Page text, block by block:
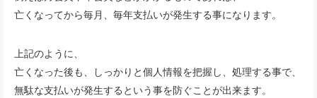
亡くなってから毎月、毎年支払いが発生する事になります。
上記のように、
亡くなった後も、しっかりと個人情報を把握し、処理する事で、
無駄な支払いが発生するという事を防ぐことが出来ます。